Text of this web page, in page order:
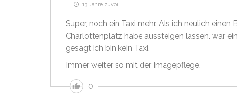
13 Jahre zuvor
Super, noch ein Taxi mehr. Als ich neulich
Charlottenplatz habe aussteigen lassen, war
gesagt ich bin kein Taxi.
Immer weiter so mit der Imagepflege.
0